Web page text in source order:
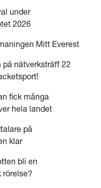
under
2026
Mitt Everest
på nätverksträff 22
fick många
hela landet
på
klar
bli en
rörelse?